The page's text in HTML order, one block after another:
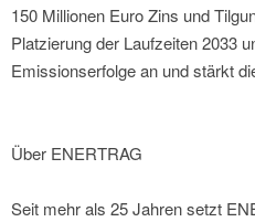
150 Millionen Euro Zins und
Platzierung der Laufzeiten 2033
Emissionserfolge an und stärkt
Über ENERTRAG
Seit mehr als 25 Jahren setzt